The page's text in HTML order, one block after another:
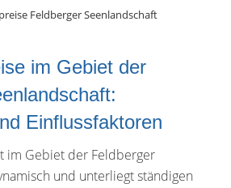
Feldberger Seenlandschaft
im Gebiet der
Einflussfaktoren
im Gebiet der Feldberger
und unterliegt ständigen